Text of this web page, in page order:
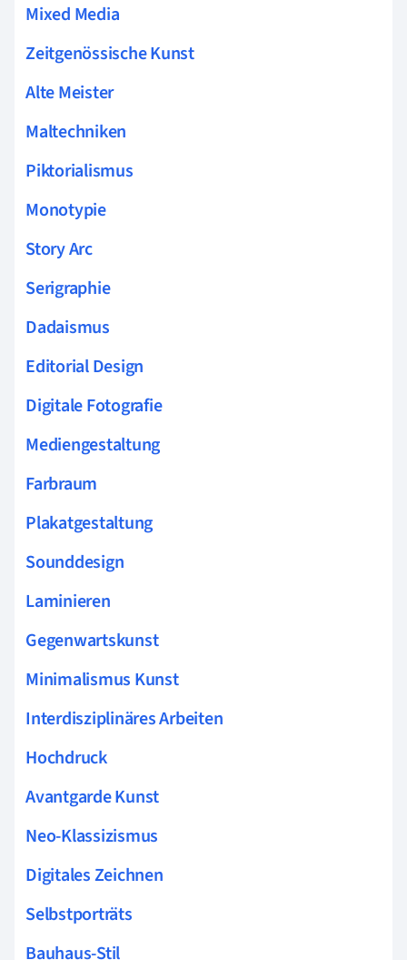
Mixed Media
Zeitgenössische Kunst
Alte Meister
Maltechniken
Piktorialismus
Monotypie
Story Arc
Serigraphie
Dadaismus
Editorial Design
Digitale Fotografie
Mediengestaltung
Farbraum
Plakatgestaltung
Sounddesign
Laminieren
Gegenwartskunst
Minimalismus Kunst
Interdisziplinäres Arbeiten
Hochdruck
Avantgarde Kunst
Neo-Klassizismus
Digitales Zeichnen
Selbstporträts
Bauhaus-Stil